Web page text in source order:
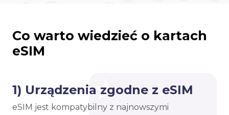
Co warto wiedzieć o kartach
eSIM
1) Urządzenia zgodne z eSIM
eSIM jest kompatybilny z najnowszymi